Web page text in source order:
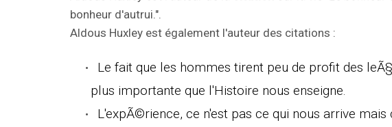
bonheur d'autrui.".
Aldous Huxley est également l'auteur des citations :
Le fait que les hommes tirent peu de profit des
plus importante que l'Histoire nous enseigne.
L'expÃ©rience, ce n'est pas ce qui nous arrive